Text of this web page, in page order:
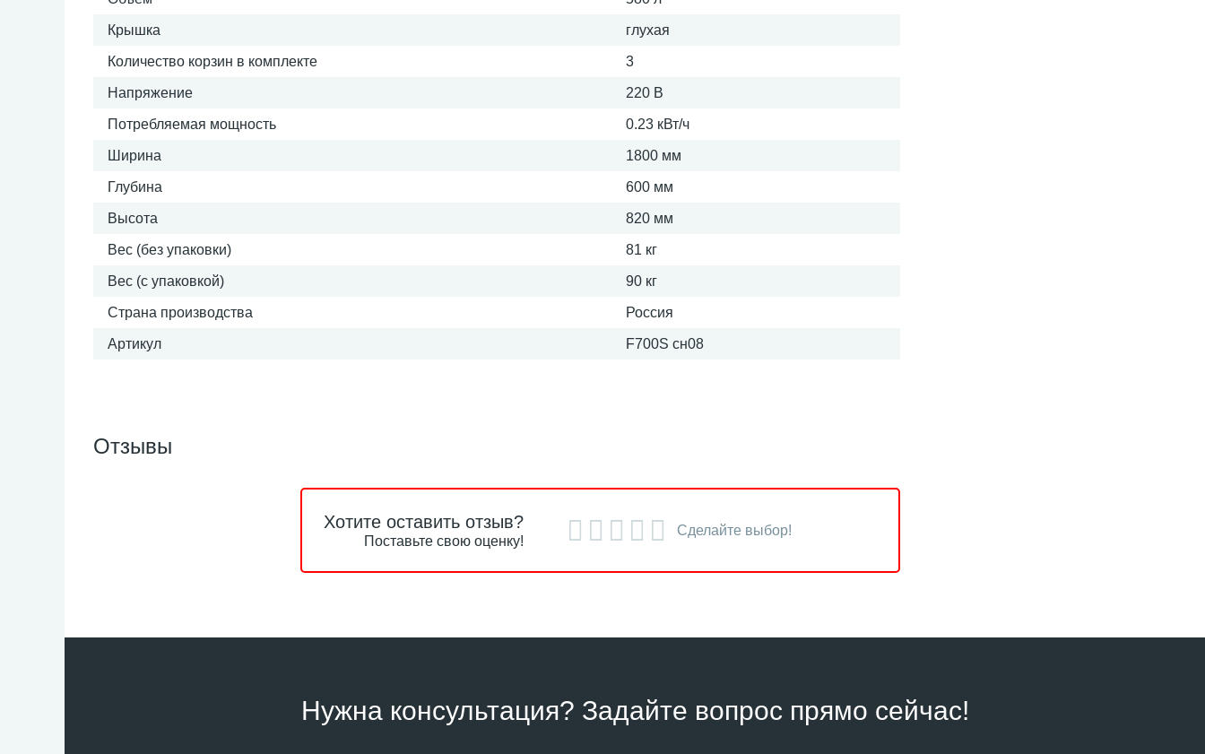
Крышка глухая
Количество корзин в комплекте 3
Напряжение 220 В
Потребляемая мощность 0.23 кВт/ч
Ширина 1800 мм
Глубина 600 мм
Высота 820 мм
Вес (без упаковки) 81 кг
Вес (с упаковкой) 90 кг
Страна производства Россия
Артикул F700S сн08
Отзывы
Хотите оставить отзыв?
Поставьте свою оценку!
Сделайте выбор!
Нужна консультация? Задайте вопрос прямо сейчас!